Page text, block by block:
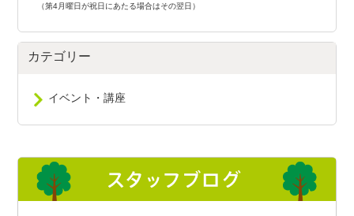
（第4月曜日が祝日にあたる場合はその翌日）
カテゴリー
イベント・講座